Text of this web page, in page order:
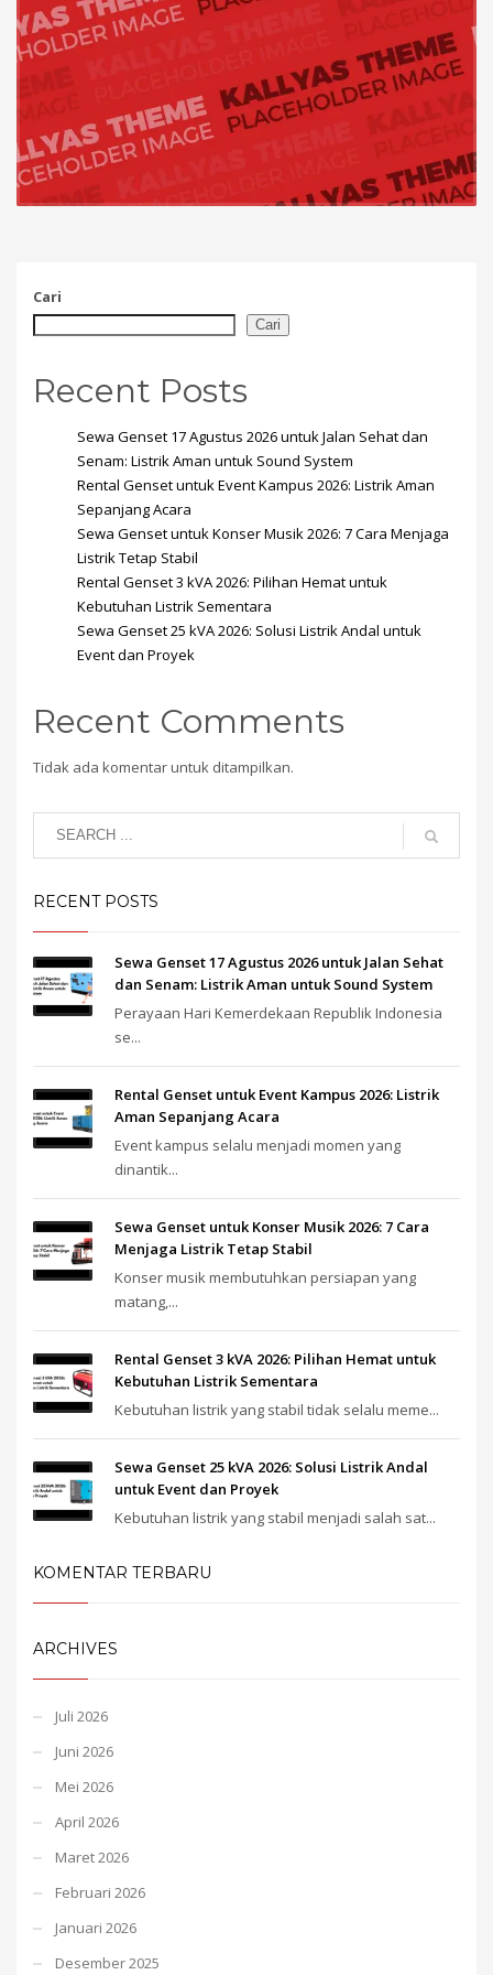
Cari
Cari
Recent Posts
Sewa Genset 17 Agustus 2026 untuk Jalan Sehat dan
Senam: Listrik Aman untuk Sound System
Rental Genset untuk Event Kampus 2026: Listrik Aman
Sepanjang Acara
Sewa Genset untuk Konser Musik 2026: 7 Cara Menjaga
Listrik Tetap Stabil
Rental Genset 3 kVA 2026: Pilihan Hemat untuk
Kebutuhan Listrik Sementara
Sewa Genset 25 kVA 2026: Solusi Listrik Andal untuk
Event dan Proyek
Recent Comments
Tidak ada komentar untuk ditampilkan.
RECENT POSTS
Sewa Genset 17 Agustus 2026 untuk Jalan Sehat
dan Senam: Listrik Aman untuk Sound System
Perayaan Hari Kemerdekaan Republik Indonesia
se...
Rental Genset untuk Event Kampus 2026: Listrik
Aman Sepanjang Acara
Event kampus selalu menjadi momen yang
dinantik...
Sewa Genset untuk Konser Musik 2026: 7 Cara
Menjaga Listrik Tetap Stabil
Konser musik membutuhkan persiapan yang
matang,...
Rental Genset 3 kVA 2026: Pilihan Hemat untuk
Kebutuhan Listrik Sementara
Kebutuhan listrik yang stabil tidak selalu meme...
Sewa Genset 25 kVA 2026: Solusi Listrik Andal
untuk Event dan Proyek
Kebutuhan listrik yang stabil menjadi salah sat...
KOMENTAR TERBARU
ARCHIVES
Juli 2026
Juni 2026
Mei 2026
April 2026
Maret 2026
Februari 2026
Januari 2026
Desember 2025